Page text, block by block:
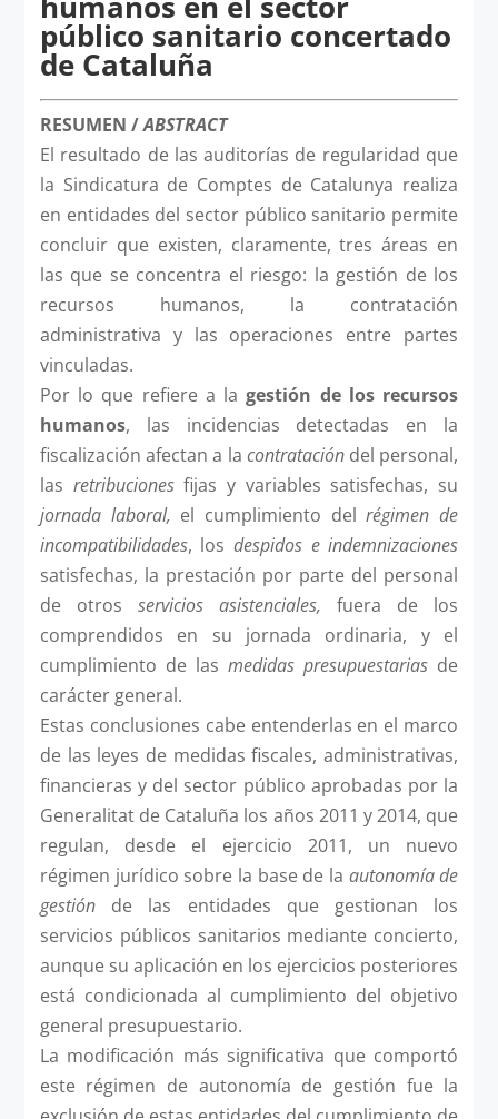
público sanitario concertado
de Cataluña
RESUMEN /ABSTRACT
El resultado de las auditorías de regularidad que
la Sindicatura de Comptes de Catalunya realiza
en entidades del sector público sanitario permite
concluir que existen, claramente, tres áreas en
las que se concentra el riesgo: la gestión de los
recursos humanos, la contratación
administrativa y las operaciones entre partes
vinculadas.
Por lo que refiere a lagestión de los recursos
humanos, las incidencias detectadas en la
fiscalización afectan a la contratacióndel personal,
las retribucionesfijas y variables satisfechas, su
jornada laboral, el cumplimiento delrégimen de
incompatibilidades, los despidos e indemnizaciones
satisfechas, la prestación por parte del personal
de otros servicios asistenciales, fuera de los
comprendidos en su jornada ordinaria, y el
cumplimiento de lasmedidas presupuestarias de
carácter general.
Estas conclusiones cabe entenderlas en el marco
de las leyes de medidas fiscales, administrativas,
financieras y del sector público aprobadas por la
Generalitat de Cataluña los años 2011 y 2014, que
regulan, desde el ejercicio 2011, un nuevo
régimen jurídico sobre la base de la autonomía de
gestiónde las entidades que gestionan los
servicios públicos sanitarios mediante concierto,
aunque su aplicación en los ejercicios posteriores
está condicionada al cumplimiento del objetivo
general presupuestario.
La modificación más significativa que comportó
este régimen de autonomía de gestión fue la